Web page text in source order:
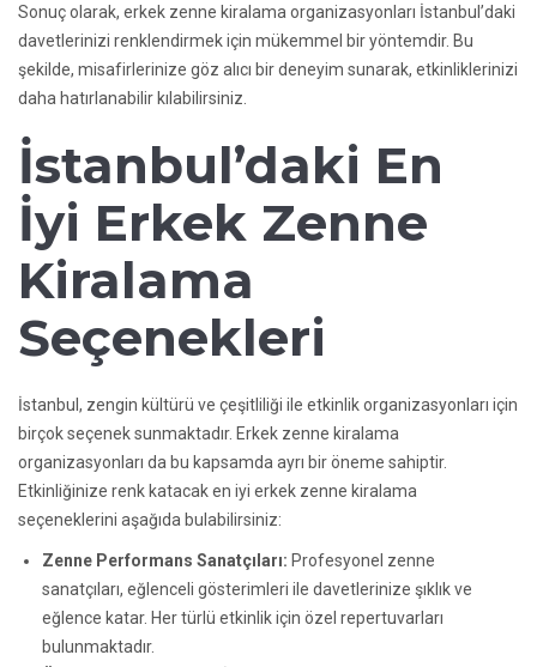
Sonuç olarak, erkek zenne kiralama organizasyonları İstanbul’daki
davetlerinizi renklendirmek için mükemmel bir yöntemdir. Bu
şekilde, misafirlerinize göz alıcı bir deneyim sunarak, etkinliklerinizi
daha hatırlanabilir kılabilirsiniz.
İstanbul’daki En
İyi Erkek Zenne
Kiralama
Seçenekleri
İstanbul, zengin kültürü ve çeşitliliği ile etkinlik organizasyonları için
birçok seçenek sunmaktadır. Erkek zenne kiralama
organizasyonları da bu kapsamda ayrı bir öneme sahiptir.
Etkinliğinize renk katacak en iyi erkek zenne kiralama
seçeneklerini aşağıda bulabilirsiniz:
Zenne Performans Sanatçıları: Profesyonel zenne
sanatçıları, eğlenceli gösterimleri ile davetlerinize şıklık ve
eğlence katar. Her türlü etkinlik için özel repertuvarları
bulunmaktadır.